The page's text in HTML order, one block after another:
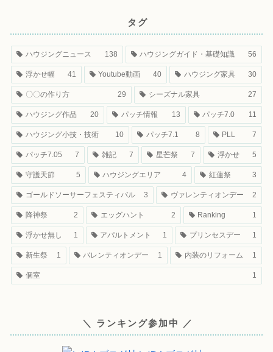
タグ
ハウジングニュース 138 ハウジングガイド・基礎知識 56
浮かせ幅 41 Youtube動画 40 ハウジング家具 30
〇〇の作り方 29 シーズナル家具 27
ハウジング作品 20 パッチ情報 13 パッチ7.0 11
ハウジング小技・技術 10 パッチ7.1 8 PLL 7
パッチ7.05 7 雑記 7 星芒祭 7 浮かせ 5
守護天節 5 ハウジングエリア 4 紅蓮祭 3
ゴールドソーサーフェスティバル 3 ヴァレンティオンデー 2
降神祭 2 エッグハント 2 Ranking 1
浮かせ無し 1 アパルトメント 1 プリンセスデー 1
新生祭 1 バレンティオンデー 1 内装のリフォーム 1
個室 1
＼ ランキング参加中 ／